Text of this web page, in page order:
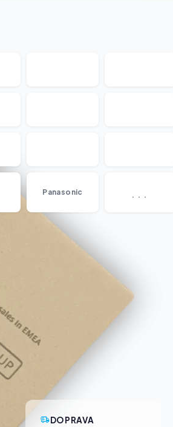
Panasonic ...
DOPRAVA